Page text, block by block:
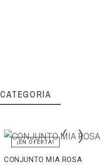
CONJUNTO MIA ROSA
¡EN OFERTA!